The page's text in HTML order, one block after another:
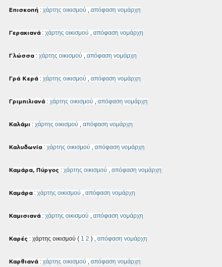
Επισκοπή : χάρτης οικισμού , απόφαση νομάρχη
Γερακιανά : χάρτης οικισμού , απόφαση νομάρχη
Γλώσσα : χάρτης οικισμού , απόφαση νομάρχη
Γρά Κερά : χάρτης οικισμού , απόφαση νομάρχη
Γριμπιλιανά : χάρτης οικισμού , απόφαση νομάρχη
Καλάμι : χάρτης οικισμού , απόφαση νομάρχη
Καλυδωνία : χάρτης οικισμού , απόφαση νομάρχη
Καμάρα, Πύργος : χάρτης οικισμού , απόφαση νομάρχη
Καμάρα : χάρτης οικισμού , απόφαση νομάρχη
Καμισιανά : χάρτης οικισμού , απόφαση νομάρχη
Καρές : χάρτης οικισμού ( 1 2 ) , απόφαση νομάρχη
Καρθιανά : χάρτης οικισμού , απόφαση νομάρχη